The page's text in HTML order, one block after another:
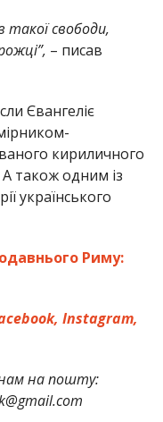
такої свободи,
– писав
Євангеліє
кириличного
також одним із
українського
Риму:
Instagram,
на пошту: